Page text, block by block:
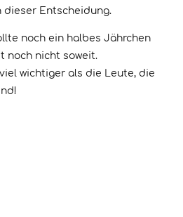
dieser Entscheidung.
noch ein halbes Jährchen
noch nicht soweit.
wichtiger als die Leute, die